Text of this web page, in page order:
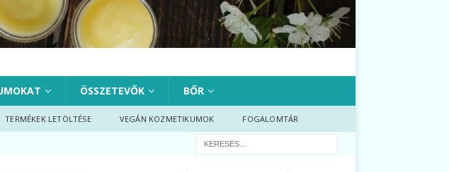
ÖSSZETEVŐK BŐR
TERMÉKEK LETÖLTÉSE VEGÁN KOZMETIKUMOK FOGALOMTÁR